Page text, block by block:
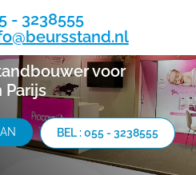
- 3238555
voor
Parijs
BEL : 055 - 3238555